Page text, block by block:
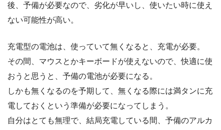
後、予備が必要なので、劣化が早いし、使いたい時に使え
ない可能性が高い。
充電型の電池は、使っていて無くなると、充電が必要。
その間、マウスとかキーボードが使えないので、快適に使
おうと思うと、予備の電池が必要になる。
しかも無くなるのを予期して、無くなる際には満タンに充
電しておくという準備が必要になってしまう。
自分はとても無理で、結局充電している間、予備のアルカ